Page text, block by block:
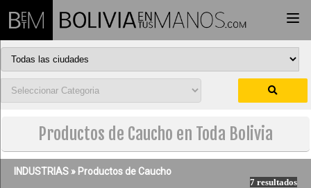
Productos de Caucho en Toda Bolivia
INDUSTRIAS » Productos de Caucho
7 resultados